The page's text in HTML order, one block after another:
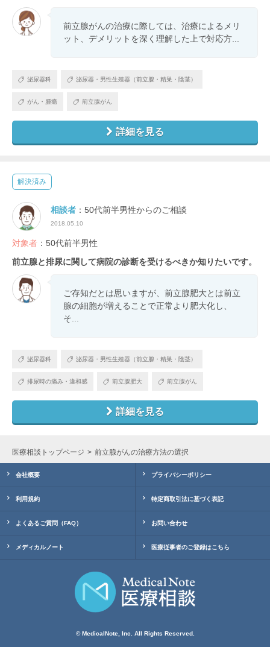
前立腺がんの治療に際しては、治療によるメリ
ット、デメリットを深く理解した上で対応方...
泌尿器科 泌尿器・男性生殖器（前立腺・精巣・陰茎）
がん・腫瘍 前立腺がん
詳細を見る
解決済み
相談者 ：50代前半男性からのご相談
2018.05.10
対象者 ：50代前半男性
前立腺と排尿に関して病院の診断を受けるべきか知りたいです。
ご存知だとは思いますが、前立腺肥大とは前立
腺の細胞が増えることで正常より肥大化し、
そ...
泌尿器科 泌尿器・男性生殖器（前立腺・精巣・陰茎）
排尿時の痛み・違和感 前立腺肥大 前立腺がん
詳細を見る
医療相談トップページ 前立腺がんの治療方法の選択
会社概要 プライバシーポリシー
利用規約 特定商取引法に基づく表記
よくあるご質問（FAQ） お問い合わせ
メディカルノート 医療従事者のご登録はこちら
© MedicalNote, Inc. All Rights Reserved.